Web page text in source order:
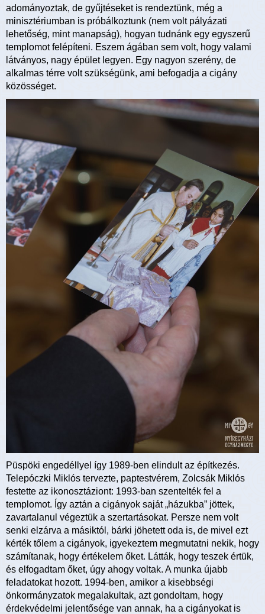
adományoztak, de gyűjtéseket is rendeztünk, még a
minisztériumban is próbálkoztunk (nem volt pályázati
lehetőség, mint manapság), hogyan tudnánk egy egyszerű
templomot felépíteni. Eszem ágában sem volt, hogy valami
látványos, nagy épület legyen. Egy nagyon szerény, de
alkalmas térre volt szükségünk, ami befogadja a cigány
közösséget.
Püspöki engedéllyel így 1989-ben elindult az építkezés.
Telepóczki Miklós tervezte, paptestvérem, Zolcsák Miklós
festette az ikonosztáziont: 1993-ban szentelték fel a
templomot. Így aztán a cigányok saját „házukba” jöttek,
zavartalanul végeztük a szertartásokat. Persze nem volt
senki elzárva a másiktól, bárki jöhetett oda is, de mivel ezt
kérték tőlem a cigányok, igyekeztem megmutatni nekik, hogy
számítanak, hogy értékelem őket. Látták, hogy teszek értük,
és elfogadtam őket, úgy ahogy voltak. A munka újabb
feladatokat hozott. 1994-ben, amikor a kisebbségi
önkormányzatok megalakultak, azt gondoltam, hogy
érdekvédelmi jelentősége van annak, ha a cigányokat is